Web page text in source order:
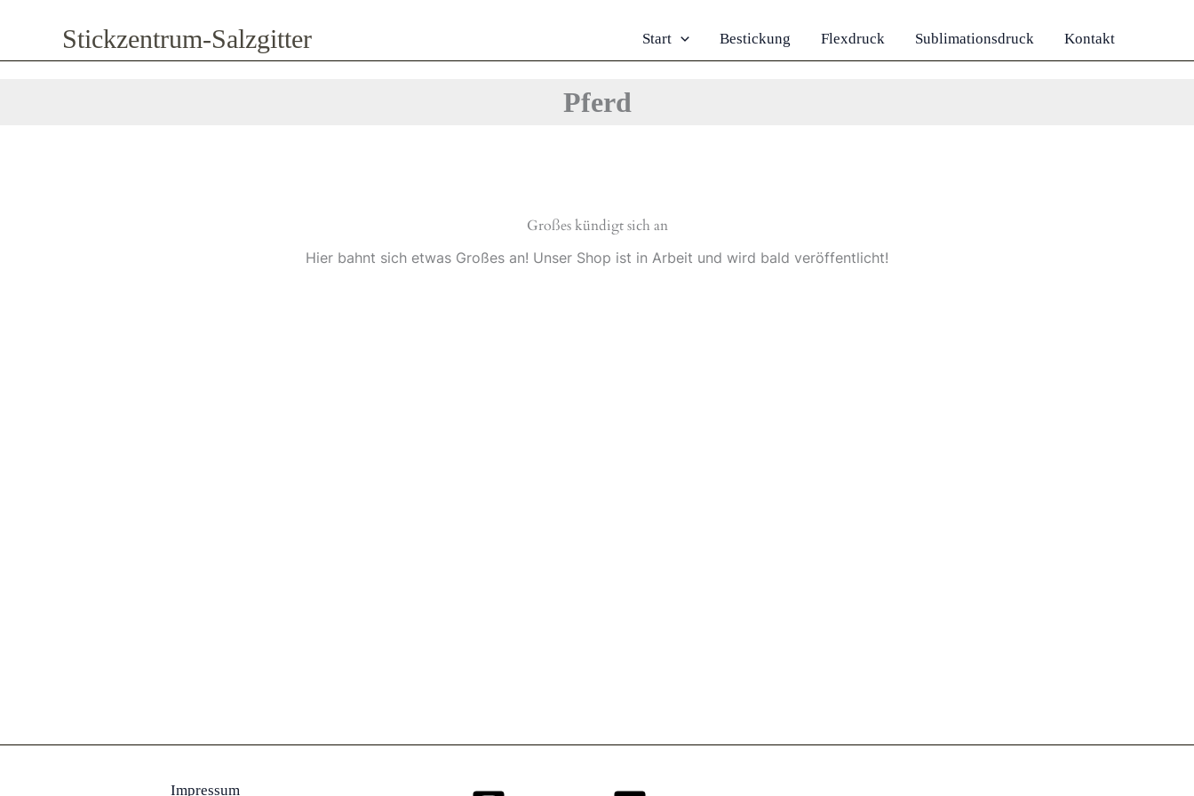
Stickzentrum-Salzgitter Start Bestickung Flexdruck Sublimationsdruck Kontakt
Pferd
Großes kündigt sich an
Hier bahnt sich etwas Großes an! Unser Shop ist in Arbeit und wird bald veröffentlicht!
Impressum